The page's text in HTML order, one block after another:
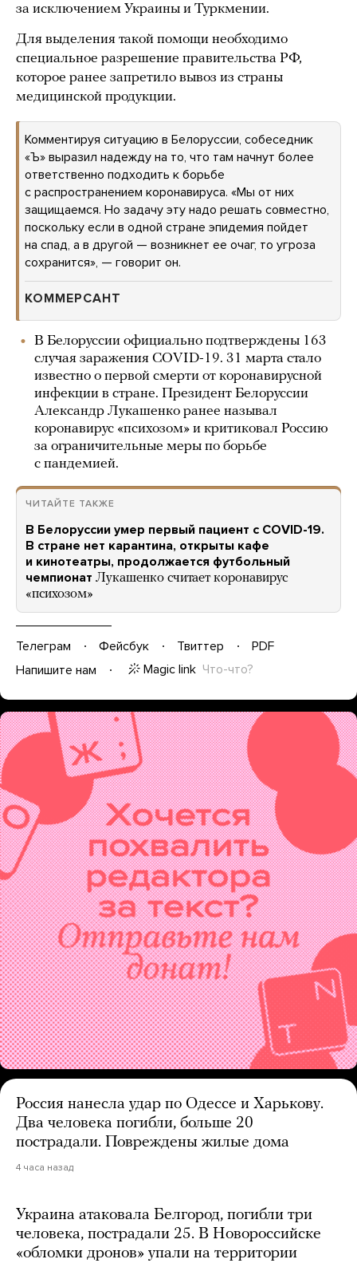
за исключением Украины и Туркмении.
Для выделения такой помощи необходимо
специальное разрешение правительства РФ,
которое ранее запретило вывоз из страны
медицинской продукции.
Комментируя ситуацию в Белоруссии, собеседник
«Ъ» выразил надежду на то, что там начнут более
ответственно подходить к борьбе
с распространением коронавируса. «Мы от них
защищаемся. Но задачу эту надо решать совместно,
поскольку если в одной стране эпидемия пойдет
на спад, а в другой — возникнет ее очаг, то угроза
сохранится», — говорит он.
КОММЕРСАНТ
В Белоруссии официально подтверждены 163
случая заражения COVID-19. 31 марта стало
известно о первой смерти от коронавирусной
инфекции в стране. Президент Белоруссии
Александр Лукашенко ранее называл
коронавирус «психозом» и критиковал Россию
за ограничительные меры по борьбе
с пандемией.
ЧИТАЙТЕ ТАКЖЕ
В Белоруссии умер первый пациент с COVID-19.
В стране нет карантина, открыты кафе
и кинотеатры, продолжается футбольный
чемпионат Лукашенко считает коронавирус
«психозом»
Телеграм Фейсбук Твиттер
PDF
Напишите нам
Magic link Что-что?
Россия нанесла удар по Одессе и Харькову.
Два человека погибли, больше 20
пострадали. Повреждены жилые дома
4 часа назад
Украина атаковала Белгород, погибли три
человека, пострадали 25. В Новороссийске
«обломки дронов» упали на территории